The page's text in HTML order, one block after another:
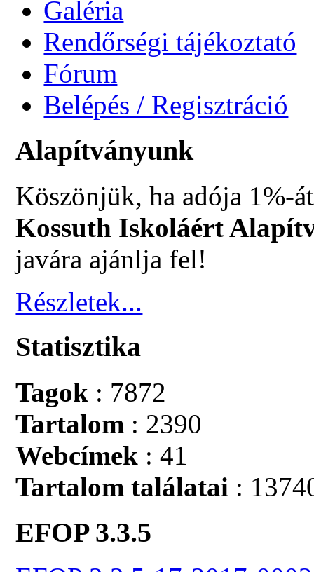
Galéria
Rendőrségi tájékoztató
Fórum
Belépés / Regisztráció
Alapítványunk
Köszönjük, ha adója 1%-
Kossuth Iskoláért
javára ajánlja fel!
Részletek...
Statisztika
Tagok : 7872
Tartalom : 2390
Webcímek : 41
Tartalom találatai :
EFOP 3.3.5